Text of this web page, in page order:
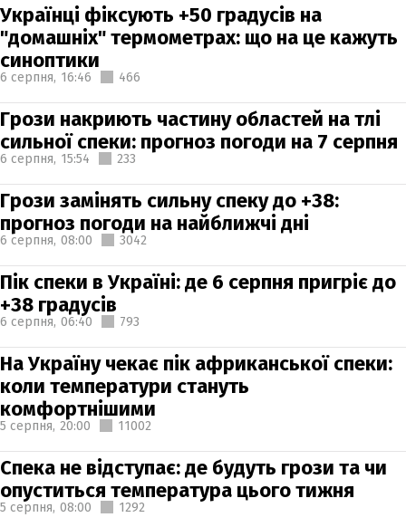
Українці фіксують +50 градусів на
"домашніх" термометрах: що на це кажуть
синоптики
6 серпня, 16:46 466
Грози накриють частину областей на тлі
сильної спеки: прогноз погоди на 7 серпня
6 серпня, 15:54 233
Грози замінять сильну спеку до +38:
прогноз погоди на найближчі дні
6 серпня, 08:00 3042
Пік спеки в Україні: де 6 серпня пригріє до
+38 градусів
6 серпня, 06:40 793
На Україну чекає пік африканської спеки:
коли температури стануть
комфортнішими
5 серпня, 20:00 11002
Спека не відступає: де будуть грози та чи
опуститься температура цього тижня
5 серпня, 08:00 1292